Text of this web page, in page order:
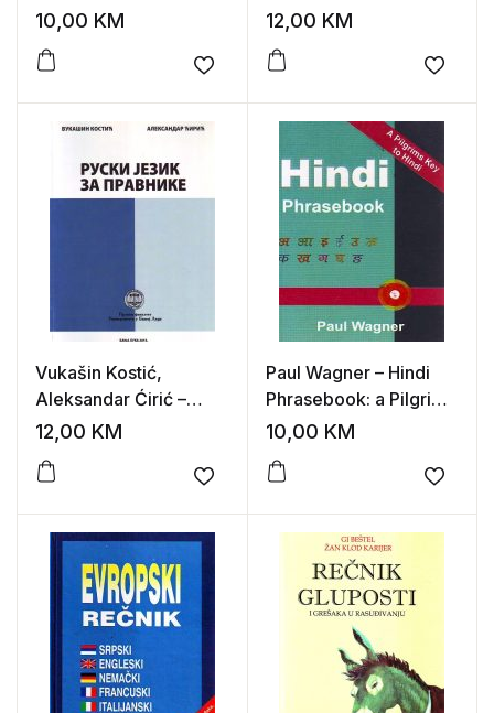
10,00 KM
Add to wishlist
Uputstvo za pripremu
12,00 KM
Add
Vukašin Kostić,
Aleksandar Ćirić –
Ruski jezik za pravnike
12,00 KM
Add to wishlist
Paul Wagner – Hindi
Phrasebook: a Pilgrims
Key to Hindi
10,00 KM
Add